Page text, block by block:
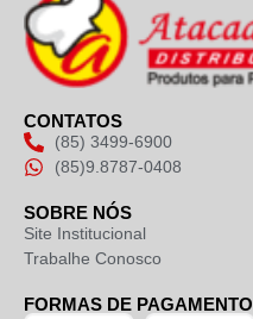
(85) 3499-6900
(85)9.8787-0408
CONTATOS
SOBRE NÓS
Site Institucional
Trabalhe Conosco
FORMAS DE PAGAMENTO